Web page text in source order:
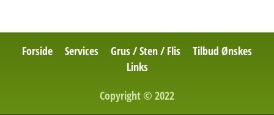
Forside Services Grus / Sten / Flis
Tilbud Ønskes
Links
Copyright © 2022